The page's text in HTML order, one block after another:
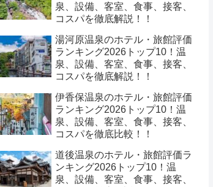
泉、設備、客室、食事、接客、
コスパを徹底解説！！
湯河原温泉のホテル・旅館評価
ランキング2026トップ10！温
泉、設備、客室、食事、接客、
コスパを徹底解説！！
伊香保温泉のホテル・旅館評価
ランキング2026トップ10！温
泉、設備、客室、食事、接客、
コスパを徹底比較！！
道後温泉のホテル・旅館評価ラ
ンキング2026トップ10！温
泉、設備、客室、食事、接客、